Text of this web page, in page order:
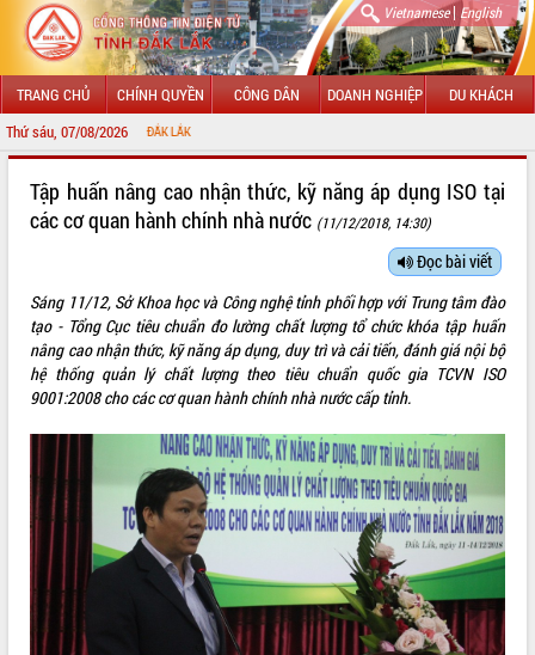
Vietnamese| English
TRANG CHỦ CHÍNH QUYỀN CÔNG DÂN DOANH NGHIỆP DU KHÁCH
Thứ sáu, 07/08/2026
LÃNH ĐẠO UBND TỈNH
SỞ, BAN, NGÀNH
UBND CÁC XÃ, PHƯỜNG
HỆ THỐNG VĂN BẢN
VĂN BẢN HĐND TỈNH
ĐIỂM TIN VĂN BẢN
QUY HOẠCH - KẾ HOẠCH
Tập huấn nâng cao nhận thức, kỹ năng áp dụng ISO tại
các cơ quan hành chính nhà nước (11/12/2018, 14:30)
Đọc bài viết
Sáng 11/12, Sở Khoa học và Công nghệ tỉnh phối hợp với Trung tâm đào
tạo - Tổng Cục tiêu chuẩn đo lường chất lượng tổ chức khóa tập huấn
nâng cao nhận thức, kỹ năng áp dụng, duy trì và cải tiến, đánh giá nội bộ
hệ thống quản lý chất lượng theo tiêu chuẩn quốc gia TCVN ISO
9001:2008 cho các cơ quan hành chính nhà nước cấp tỉnh.